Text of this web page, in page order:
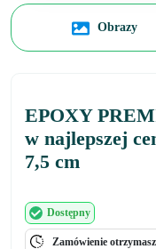
Obrazy
EPOXY
w najlepszej
7,5 cm
Dostępny
Zamówienie